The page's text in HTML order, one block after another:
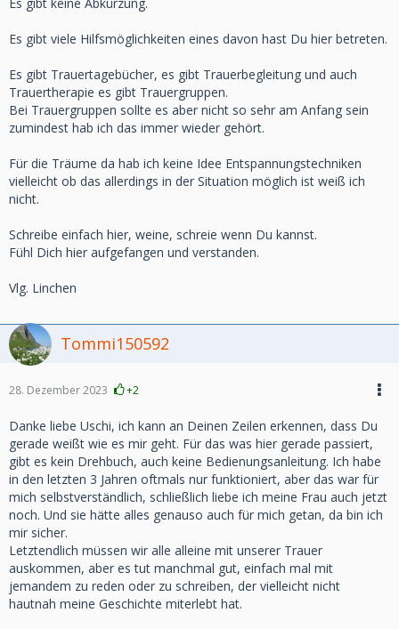
Es gibt viele Hilfsmöglichkeiten eines davon hast Du hier betreten.
Es gibt Trauertagebücher, es gibt Trauerbegleitung und auch
Trauertherapie es gibt Trauergruppen.
Bei Trauergruppen sollte es aber nicht so sehr am Anfang sein
zumindest hab ich das immer wieder gehört.
Für die Träume da hab ich keine Idee Entspannungstechniken
vielleicht ob das allerdings in der Situation möglich ist weiß ich
nicht.
Schreibe einfach hier, weine, schreie wenn Du kannst.
Fühl Dich hier aufgefangen und verstanden.
Vlg. Linchen
Tommi150592
28. Dezember 2023 +2
Danke liebe Uschi, ich kann an Deinen Zeilen erkennen, dass Du
gerade weißt wie es mir geht. Für das was hier gerade passiert,
gibt es kein Drehbuch, auch keine Bedienungsanleitung. Ich habe
in den letzten 3 Jahren oftmals nur funktioniert, aber das war für
mich selbstverständlich, schließlich liebe ich meine Frau auch jetzt
noch. Und sie hätte alles genauso auch für mich getan, da bin ich
mir sicher.
Letztendlich müssen wir alle alleine mit unserer Trauer
auskommen, aber es tut manchmal gut, einfach mal mit
jemandem zu reden oder zu schreiben, der vielleicht nicht
hautnah meine Geschichte miterlebt hat.